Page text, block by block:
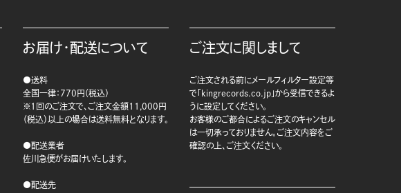
お届け・配送について
●送料
全国一律：770円（税込）
※1回のご注文で、ご注文金額11,000円
（税込）以上の場合は送料無料となります。
●配送業者
佐川急便がお届けいたします。
●配送先
ご注文に関しまして
ご注文される前にメールフィルター設定等
で「kingrecords.co.jp」から受信できるよ
うに設定してください。
お客様のご都合によるご注文のキャンセル
は一切承っておりません。ご注文内容をご
確認の上、ご注文ください。